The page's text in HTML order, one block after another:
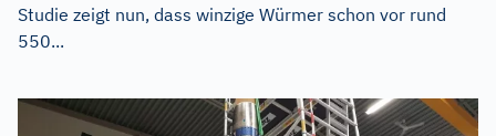
Studie zeigt nun, dass winzige Würmer schon vor rund
550...